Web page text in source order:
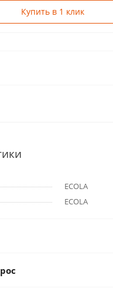
Купить в 1 клик
ECOLA
ECOLA